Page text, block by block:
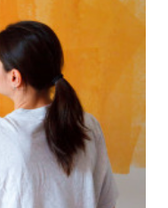
и
Оставьте заявку
по телефону 8
больше о товарах